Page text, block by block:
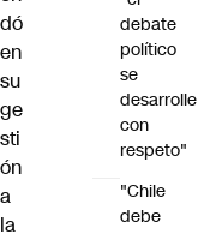
dó
en
su
ge
sti
ón
a
la
debate
político
se
desarrolle
con
respeto"
"Chile
debe